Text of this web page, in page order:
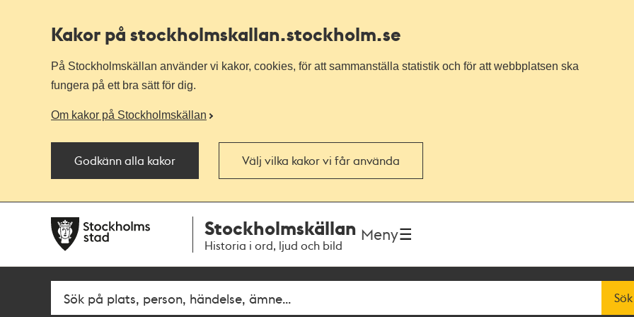
Kakor på stockholmskallan.stockholm.se
På Stockholmskällan använder vi kakor, cookies, för att sammanställa statistik och för att webbplatsen ska
fungera på ett bra sätt för dig.
Om kakor på Stockholmskällan
Godkänn alla kakor Välj vilka kakor vi får använda
navigationen
huvudinnehållet
Stockholmskällan
Historia i ord, ljud och bild
Meny
Fritextsök Sök